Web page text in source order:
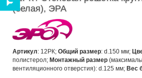
(белая), ЭРА
Артикул: 12РК; Общий размер: d.150 мм;
полистерол; Монтажный размер
вентиляционного отверстия): d.125 мм; Вес